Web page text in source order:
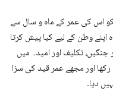
اس کی عمر کے ماہ و سال سے
اپنے وطن کے لیے کیا پیش کرتا
تکلیف اور امید۔ میں
میں قدم رکھا اور مجھے عمر قید کی سزا
دیا۔